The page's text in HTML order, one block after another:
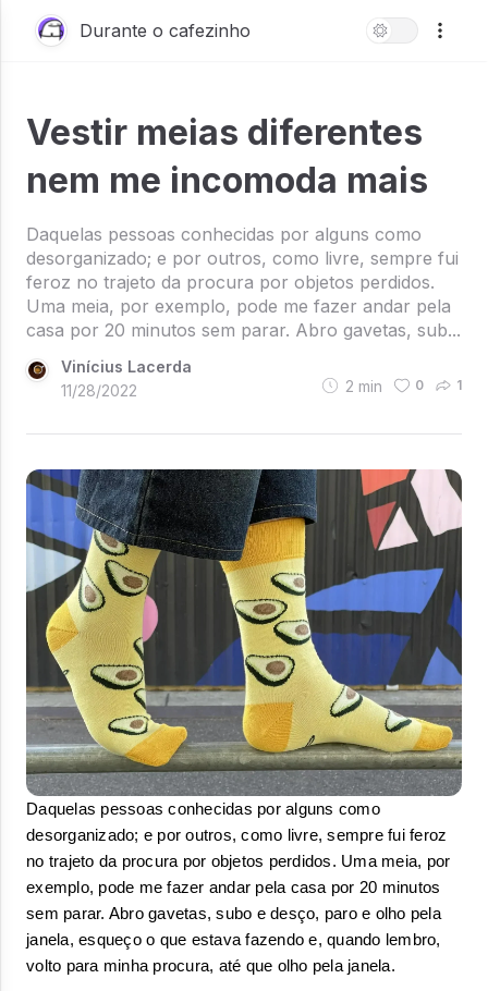
Durante o cafezinho
Vestir meias diferentes
nem me incomoda mais
Daquelas pessoas conhecidas por alguns como
desorganizado; e por outros, como livre, sempre fui
feroz no trajeto da procura por objetos perdidos.
Uma meia, por exemplo, pode me fazer andar pela
casa por 20 minutos sem parar. Abro gavetas, sub...
Vinícius Lacerda
11/28/2022
2 min 0 1
Daquelas pessoas conhecidas por alguns como
desorganizado; e por outros, como livre, sempre fui feroz
no trajeto da procura por objetos perdidos. Uma meia, por
exemplo, pode me fazer andar pela casa por 20 minutos
sem parar. Abro gavetas, subo e desço, paro e olho pela
janela, esqueço o que estava fazendo e, quando lembro,
volto para minha procura, até que olho pela janela.